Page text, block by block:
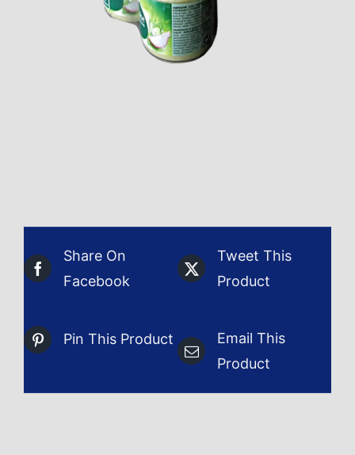
Share On
Facebook
Tweet This
Product
Pin This Product
Email This
Product